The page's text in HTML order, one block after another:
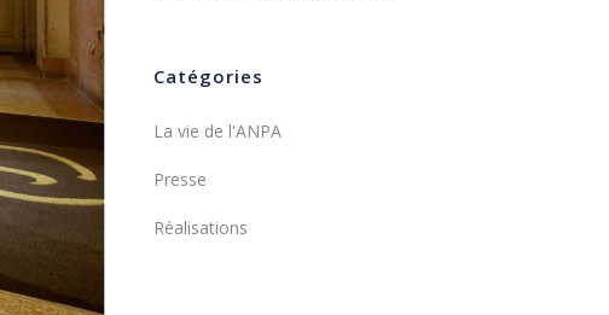
Catégories
La vie de l'ANPA
Presse
Réalisations